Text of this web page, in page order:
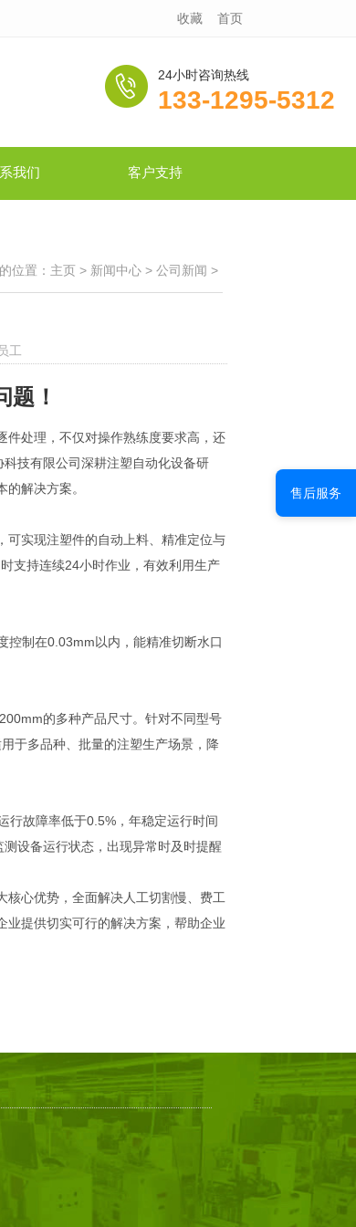
收藏 首页
24小时咨询热线
133-1295-5312
我们 客户支持
位置： 主页 > 新闻中心 >公司新闻 >
工
题！
件处理，不仅对操作熟练度要求高，还
技有限公司深耕注塑自动化设备研
解决方案。
可实现注塑件的自动上料、精准定位与
支持连续24小时作业，有效利用生产
控制在0.03mm以内，能精准切断水口
的多种产品尺寸。针对不同型号
于多品种、批量的注塑生产场景，降
行故障率低于0.5%，年稳定运行时间
设备运行状态，出现异常时及时提醒
核心优势，全面解决人工切割慢、费工
业提供切实可行的解决方案，帮助企业
售后服务